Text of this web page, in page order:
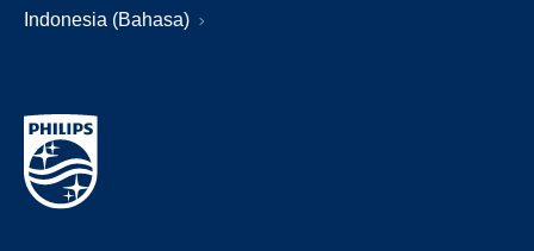
Indonesia (Bahasa)